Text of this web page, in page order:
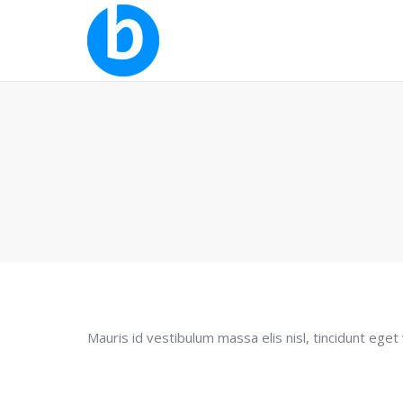
Mauris id vestibulum massa elis nisl, tincidunt